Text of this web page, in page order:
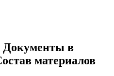
Документы в
материалов